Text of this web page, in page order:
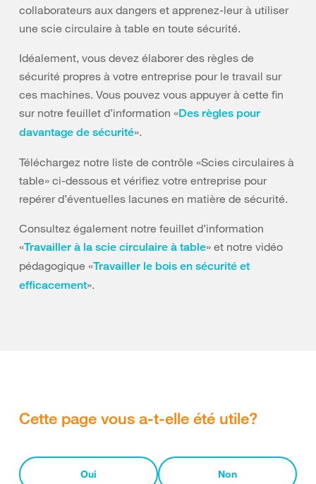
collaborateurs aux dangers et apprenez-leur à utiliser
une scie circulaire à table en toute sécurité.
Idéalement, vous devez élaborer des règles de
sécurité propres à votre entreprise pour le travail sur
ces machines. Vous pouvez vous appuyer à cette fin
sur notre feuillet d’information «Des règles pour
davantage de sécurité».
Téléchargez notre liste de contrôle «Scies circulaires à
table» ci-dessous et vérifiez votre entreprise pour
repérer d’éventuelles lacunes en matière de sécurité.
Consultez également notre feuillet d’information
«Travailler à la scie circulaire à table» et notre vidéo
pédagogique «Travailler le bois en sécurité et
efficacement».
Cette page vous a-t-elle été utile?
Oui Non